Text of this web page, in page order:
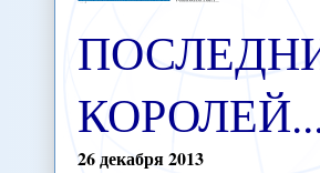
26декабря2013